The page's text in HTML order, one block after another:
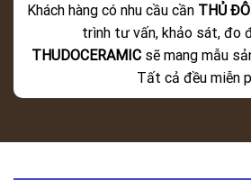
Khách hàng có nhu cầu cần THỦ
trình tư vấn, khảo sát, đo
THUDOCERAMIC sẽ mang mẫu
Tất cả đều miễn